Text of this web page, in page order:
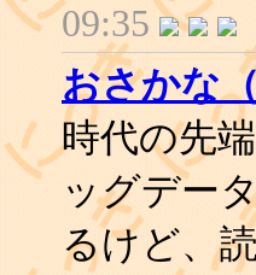
09:35
おさかな
時代の先
ッグデー
るけど、